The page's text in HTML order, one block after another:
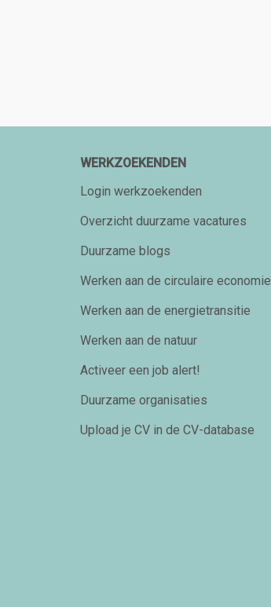
WERKZOEKENDEN
Login werkzoekenden
Overzicht duurzame vacatures
Duurzame blogs
Werken aan de circulaire economie
Werken aan de energietransitie
Werken aan de natuur
Activeer een job alert!
Duurzame organisaties
Upload je CV in de CV-database